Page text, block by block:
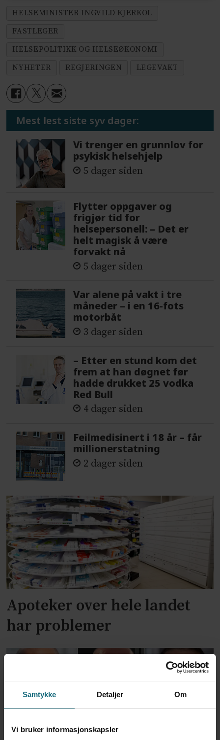
Samtykke Detaljer Om
Vi bruker informasjonskapsler
HELSEMINISTER INGVILD KJERKOL
FASTLEGER
HELSEPOLITIKK OG HELSEØKONOMI
NYHETER
REGJERINGEN LEGEVAKT
Mest lest siste syv dager:
Vi trenger en grunnlov for
psykisk helsehjelp
5 dager siden
Flytter oppgaver og
frigjør tid for
helsepersonell: – Det er
helt magisk å være
forvakt nå
5 dager siden
Var alene på vakt i tre
måneder – i en 16-fots
motorbåt
3 dager siden
– Etter en stund kom det
frem at han døgnet før
hadde drukket 25 vodka
Red Bull
4 dager siden
Feilmedisinert i 18 år – får
millionerstatning
2 dager siden
Apoteker over hele landet
har problemer